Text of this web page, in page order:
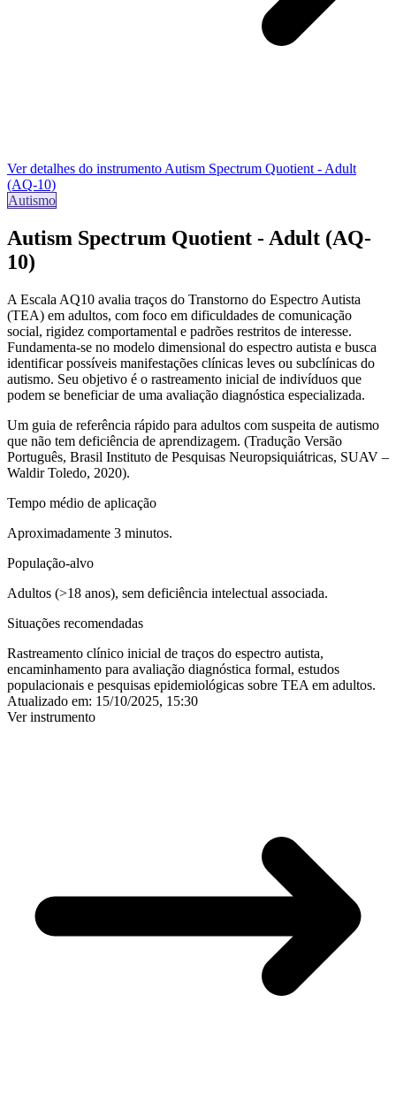
Ver detalhes do instrumento Autism Spectrum Quotient - Adult
(AQ-10)
Autismo
Autism Spectrum Quotient - Adult (AQ-
10)
A Escala AQ10 avalia traços do Transtorno do Espectro Autista
(TEA) em adultos, com foco em dificuldades de comunicação
social, rigidez comportamental e padrões restritos de interesse.
Fundamenta-se no modelo dimensional do espectro autista e busca
identificar possíveis manifestações clínicas leves ou subclínicas do
autismo. Seu objetivo é o rastreamento inicial de indivíduos que
podem se beneficiar de uma avaliação diagnóstica especializada.
Um guia de referência rápido para adultos com suspeita de autismo
que não tem deficiência de aprendizagem. (Tradução Versão
Português, Brasil Instituto de Pesquisas Neuropsiquiátricas, SUAV –
Waldir Toledo, 2020).
Tempo médio de aplicação
Aproximadamente 3 minutos.
População-alvo
Adultos (>18 anos), sem deficiência intelectual associada.
Situações recomendadas
Rastreamento clínico inicial de traços do espectro autista,
encaminhamento para avaliação diagnóstica formal, estudos
populacionais e pesquisas epidemiológicas sobre TEA em adultos.
Atualizado em: 15/10/2025, 15:30
Ver instrumento